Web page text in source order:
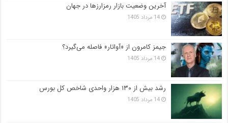
آخرین وضعیت بازار رمزارزها در جهان
14 مرداد 1405
جیمز کامرون از «آواتار» فاصله می‌گیرد؟
14 مرداد 1405
رشد بیش از ۱۳۰ هزار واحدی شاخص کل بورس
14 مرداد 1405